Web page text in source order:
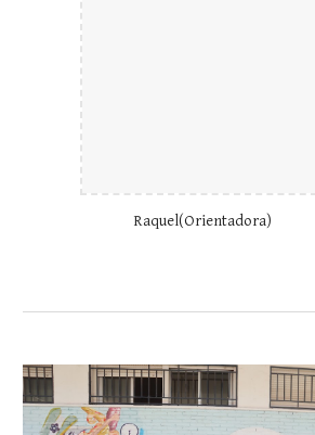
             Raquel(Orientadora)